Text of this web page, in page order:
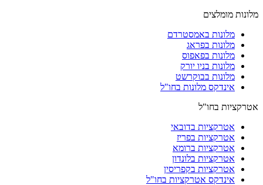
מלונות מומלצים
מלונות באמסטרדם
מלונות בפראג
מלונות בפאפוס
מלונות בניו יורק
מלונות בבוקרשט
אינדקס מלונות בחו"ל
אטרקציות בחו"ל
אטרקציות בדובאי
אטרקציות בפריז
אטרקציות ברומא
אטרקציות בלונדון
אטרקציות בקפריסין
אינדקס אטרקציות בחו"ל